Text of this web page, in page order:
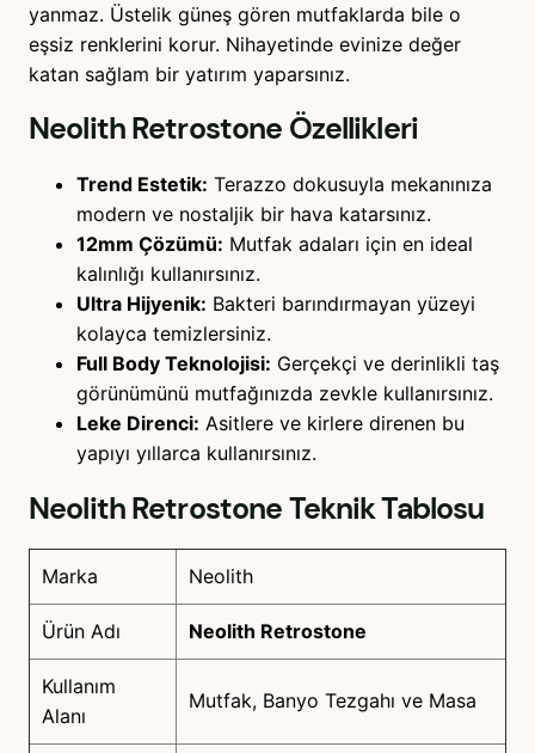
yanmaz. Üstelik güneş gören mutfaklarda bile o
eşsiz renklerini korur. Nihayetinde evinize değer
katan sağlam bir yatırım yaparsınız.
Neolith Retrostone Özellikleri
Trend Estetik: Terazzo dokusuyla mekanınıza
modern ve nostaljik bir hava katarsınız.
12mm Çözümü: Mutfak adaları için en ideal
kalınlığı kullanırsınız.
Ultra Hijyenik: Bakteri barındırmayan yüzeyi
kolayca temizlersiniz.
Full Body Teknolojisi: Gerçekçi ve derinlikli taş
görünümünü mutfağınızda zevkle kullanırsınız.
Leke Direnci: Asitlere ve kirlere direnen bu
yapıyı yıllarca kullanırsınız.
Neolith RetrostoneTeknik Tablosu
Marka Neolith
Ürün Adı Neolith Retrostone
Kullanım
Alanı
Mutfak, Banyo Tezgahı ve Masa